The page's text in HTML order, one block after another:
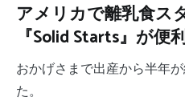
アメリカで離乳食ス
『Solid Starts』が便
おかげさまで出産から半年が経ち、離乳食を始めまし
た。